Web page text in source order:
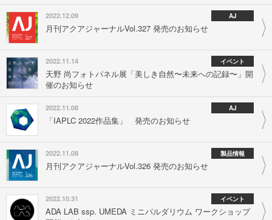
2022.12.09 AJ
月刊アクアジャーナルVol.327 発売のお知らせ
2022.11.14 イベント
天野 尚フォトパネル展「美しき自然〜未来への記録〜」開
催のお知らせ
2022.11.08 AJ
「IAPLC 2022作品集」 発売のお知らせ
2022.11.08 製品情報
月刊アクアジャーナルVol.326 発売のお知らせ
2022.10.31 イベント
ADA LAB ssp. UMEDA ミニパルダリウム ワークショップ